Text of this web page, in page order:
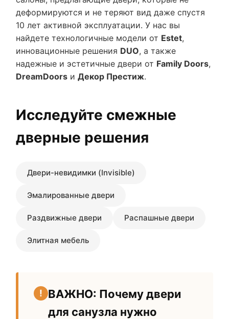
деформируются и не теряют вид даже спустя
10 лет активной эксплуатации. У нас вы
найдете технологичные модели от Estet,
инновационные решения DUO, а также
надежные и эстетичные двери от Family Doors,
DreamDoors и Декор Престиж.
Исследуйте смежные
дверные решения
Двери-невидимки (Invisible)
Эмалированные двери
Раздвижные двери Распашные двери
Элитная мебель
ВАЖНО: Почему двери
для санузла нужно